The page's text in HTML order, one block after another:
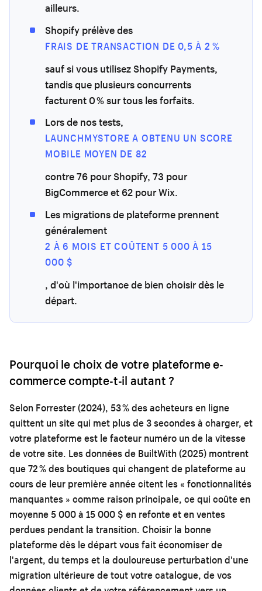
ailleurs.
Shopify prélève des
FRAIS DE TRANSACTION DE 0,5 À 2 %
sauf si vous utilisez Shopify Payments,
tandis que plusieurs concurrents
facturent 0 % sur tous les forfaits.
Lors de nos tests,
LAUNCHMYSTORE A OBTENU UN SCORE
MOBILE MOYEN DE 82
contre 76 pour Shopify, 73 pour
BigCommerce et 62 pour Wix.
Les migrations de plateforme prennent
généralement
2 À 6 MOIS ET COÛTENT 5 000 À 15
000 $
, d'où l'importance de bien choisir dès le
départ.
Pourquoi le choix de votre plateforme e-
commerce compte-t-il autant ?
Selon Forrester (2024), 53 % des acheteurs en ligne
quittent un site qui met plus de 3 secondes à charger, et
votre plateforme est le facteur numéro un de la vitesse
de votre site. Les données de BuiltWith (2025) montrent
que 72 % des boutiques qui changent de plateforme au
cours de leur première année citent les « fonctionnalités
manquantes » comme raison principale, ce qui coûte en
moyenne 5 000 à 15 000 $ en refonte et en ventes
perdues pendant la transition. Choisir la bonne
plateforme dès le départ vous fait économiser de
l'argent, du temps et la douloureuse perturbation d'une
migration ultérieure de tout votre catalogue, de vos